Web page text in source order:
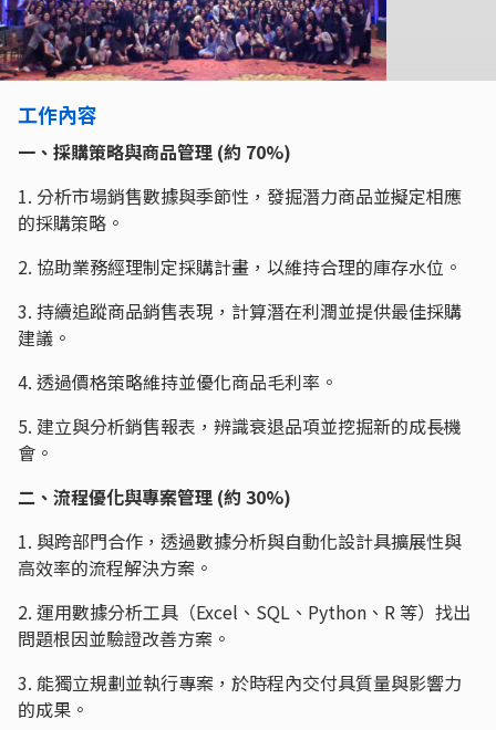
工作內容
一、採購策略與商品管理 (約 70%)
1. 分析市場銷售數據與季節性，發掘潛力商品並擬定相應
的採購策略。
2. 協助業務經理制定採購計畫，以維持合理的庫存水位。
3. 持續追蹤商品銷售表現，計算潛在利潤並提供最佳採購
建議。
4. 透過價格策略維持並優化商品毛利率。
5. 建立與分析銷售報表，辨識衰退品項並挖掘新的成長機
會。
二、流程優化與專案管理 (約 30%)
1. 與跨部門合作，透過數據分析與自動化設計具擴展性與
高效率的流程解決方案。
2. 運用數據分析工具（Excel、SQL、Python、R 等）找出
問題根因並驗證改善方案。
3. 能獨立規劃並執行專案，於時程內交付具質量與影響力
的成果。